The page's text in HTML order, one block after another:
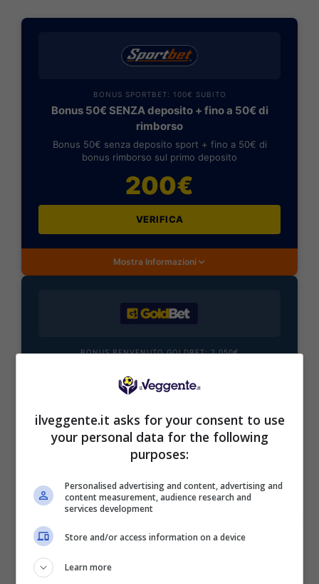
BONUS SPORTBET: 100€ SUBITO
Bonus 50€ SENZA deposito + fino a 50€ di
rimborso
Bonus 50€ senza deposito sport + fino a 50€ di
bonus rimborso sul primo deposito
200€
VERIFICA
Mostra Informazioni
BONUS BENVENUTO GOLDBET: 2.050€
Per i nuovi registrati: 100% fino a 2.000€ in Bonus
2050€
VERIFICA
Mostra Informazioni
ilveggente.it asks for your consent to use
your personal data for the following
purposes:
Personalised advertising and content, advertising and
content measurement, audience research and
services development
Store and/or access information on a device
Learn more